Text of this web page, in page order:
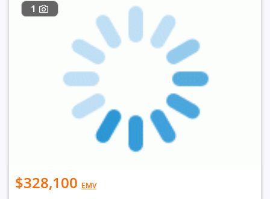
1
$328,100 EMV